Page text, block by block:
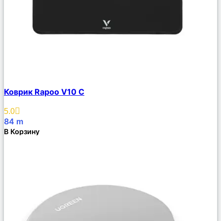
Описание
Избранное
Коврик Rapoo V10 C
5.0
84 m
В Корзину